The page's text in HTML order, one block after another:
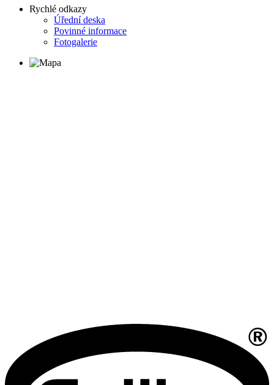
Rychlé odkazy
Úřední deska
Povinné informace
Fotogalerie